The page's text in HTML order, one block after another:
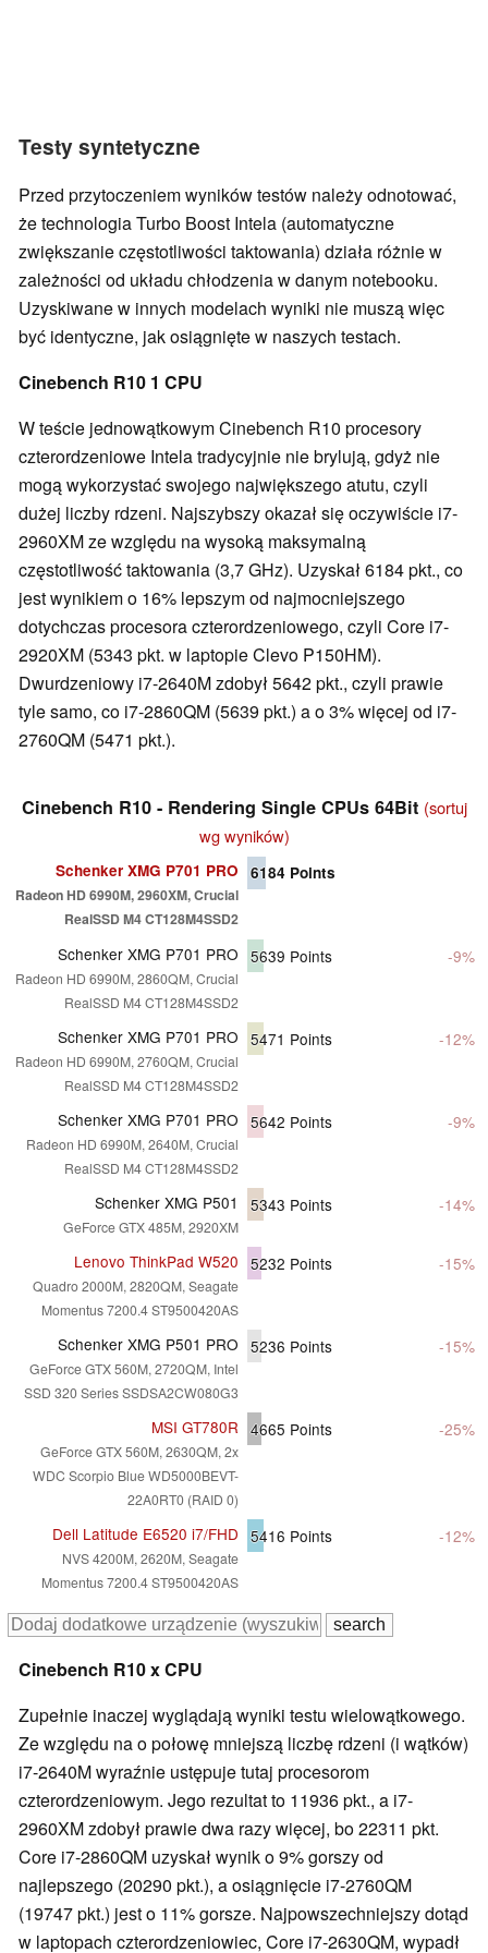
Testy syntetyczne
Przed przytoczeniem wyników testów należy odnotować,
że technologia Turbo Boost Intela (automatyczne
zwiększanie częstotliwości taktowania) działa różnie w
zależności od układu chłodzenia w danym notebooku.
Uzyskiwane w innych modelach wyniki nie muszą więc
być identyczne, jak osiągnięte w naszych testach.
Cinebench R10 1 CPU
W teście jednowątkowym Cinebench R10 procesory
czterordzeniowe Intela tradycyjnie nie brylują, gdyż nie
mogą wykorzystać swojego największego atutu, czyli
dużej liczby rdzeni. Najszybszy okazał się oczywiście i7-
2960XM ze względu na wysoką maksymalną
częstotliwość taktowania (3,7 GHz). Uzyskał 6184 pkt., co
jest wynikiem o 16% lepszym od najmocniejszego
dotychczas procesora czterordzeniowego, czyli Core i7-
2920XM (5343 pkt. w laptopie Clevo P150HM).
Dwurdzeniowy i7-2640M zdobył 5642 pkt., czyli prawie
tyle samo, co i7-2860QM (5639 pkt.) a o 3% więcej od i7-
2760QM (5471 pkt.).
Cinebench R10 - Rendering Single CPUs 64Bit (sortuj
wg wyników)
Schenker XMG P701 PRO
Radeon HD 6990M, 2960XM, Crucial
RealSSD M4 CT128M4SSD2
6184 Points
Schenker XMG P701 PRO
Radeon HD 6990M, 2860QM, Crucial
RealSSD M4 CT128M4SSD2
5639 Points -9%
Schenker XMG P701 PRO
Radeon HD 6990M, 2760QM, Crucial
RealSSD M4 CT128M4SSD2
5471 Points -12%
Schenker XMG P701 PRO
Radeon HD 6990M, 2640M, Crucial
RealSSD M4 CT128M4SSD2
5642 Points -9%
Schenker XMG P501
GeForce GTX 485M, 2920XM
5343 Points -14%
Lenovo ThinkPad W520
Quadro 2000M, 2820QM, Seagate
Momentus 7200.4 ST9500420AS
5232 Points -15%
Schenker XMG P501 PRO
GeForce GTX 560M, 2720QM, Intel
SSD 320 Series SSDSA2CW080G3
5236 Points -15%
MSI GT780R
GeForce GTX 560M, 2630QM, 2x
WDC Scorpio Blue WD5000BEVT-
22A0RT0 (RAID 0)
4665 Points -25%
Dell Latitude E6520 i7/FHD
NVS 4200M, 2620M, Seagate
Momentus 7200.4 ST9500420AS
5416 Points -12%
Cinebench R10 x CPU
Zupełnie inaczej wyglądają wyniki testu wielowątkowego.
Ze względu na o połowę mniejszą liczbę rdzeni (i wątków)
i7-2640M wyraźnie ustępuje tutaj procesorom
czterordzeniowym. Jego rezultat to 11936 pkt., a i7-
2960XM zdobył prawie dwa razy więcej, bo 22311 pkt.
Core i7-2860QM uzyskał wynik o 9% gorszy od
najlepszego (20290 pkt.), a osiągnięcie i7-2760QM
(19747 pkt.) jest o 11% gorsze. Najpowszechniejszy dotąd
w laptopach czterordzeniowiec, Core i7-2630QM, wypadł